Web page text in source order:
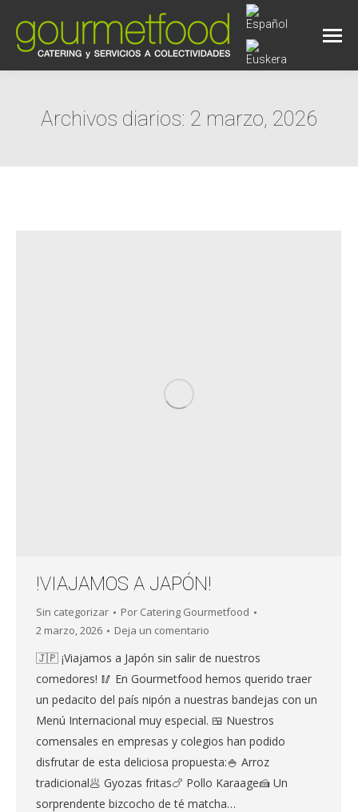
Archivos diarios: 2 marzo, 2026
!VIAJAMOS A JAPÓN!
Sin categorizar Por Catering Gourmetfood
2 marzo, 2026
Deja un comentario
🇯🇵 ¡Viajamos a Japón sin salir de nuestros
comedores! 🥢 En Gourmetfood hemos querido traer
un pedacito del país nipón a nuestras bandejas con un
Menú Internacional muy especial. 🍱 Nuestros
comensales en empresas y colegios han podido
disfrutar de esta deliciosa propuesta:🍚 Arroz
tradicional🥟 Gyozas fritas🍗 Pollo Karaage🍰 Un
sorprendente bizcocho de té matcha…